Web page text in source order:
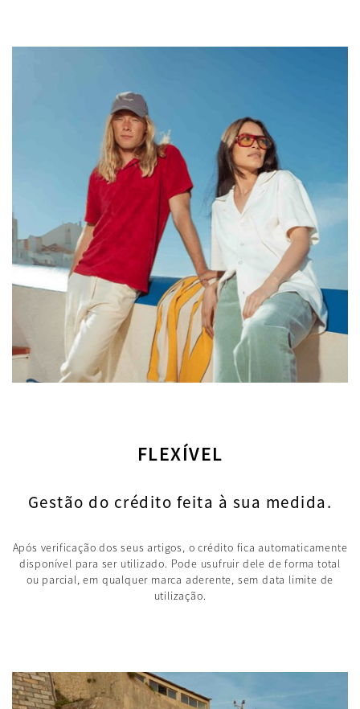
FLEXÍVEL
Gestão do crédito feita à sua medida.
Após verificação dos seus artigos, o crédito fica automaticamente
disponível para ser utilizado. Pode usufruir dele de forma total
ou parcial, em qualquer marca aderente, sem data limite de
utilização.